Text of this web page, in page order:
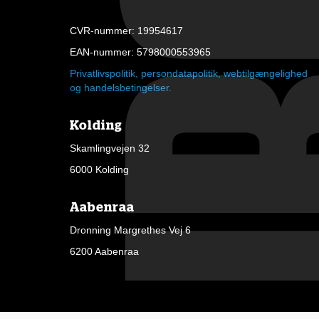
CVR-nummer: 19954617
EAN-nummer: 5798000553965
Privatlivspolitik, persondatapolitik, webtilgængelighed
og handelsbetingelser.
Kolding
Skamlingvejen 32
6000 Kolding
Aabenraa
Dronning Margrethes Vej 6
6200 Aabenraa